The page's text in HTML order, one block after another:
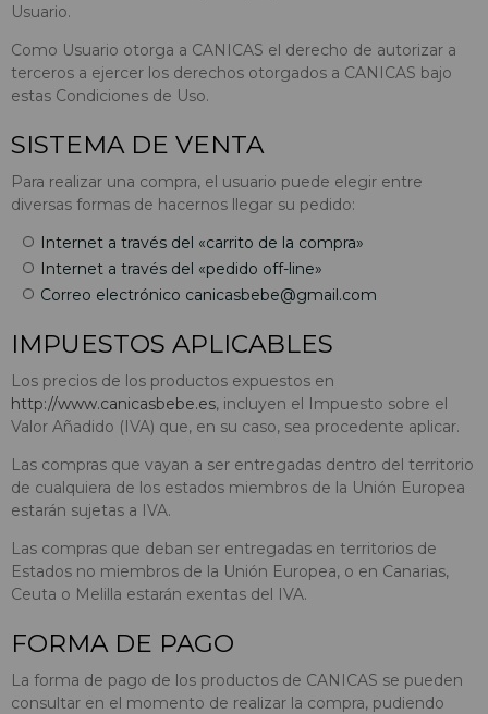
Usuario.
Como Usuario otorga a CANICAS el derecho de autorizar a
terceros a ejercer los derechos otorgados a CANICAS bajo
estas Condiciones de Uso.
SISTEMA DE VENTA
Para realizar una compra, el usuario puede elegir entre
diversas formas de hacernos llegar su pedido:
Internet a través del «carrito de la compra»
Internet a través del «pedido off-line»
Correo electrónico canicasbebe@gmail.com
IMPUESTOS APLICABLES
Los precios de los productos expuestos en
http://www.canicasbebe.es, incluyen el Impuesto sobre el
Valor Añadido (IVA) que, en su caso, sea procedente aplicar.
Las compras que vayan a ser entregadas dentro del territorio
de cualquiera de los estados miembros de la Unión Europea
estarán sujetas a IVA.
Las compras que deban ser entregadas en territorios de
Estados no miembros de la Unión Europea, o en Canarias,
Ceuta o Melilla estarán exentas del IVA.
FORMA DE PAGO
La forma de pago de los productos de CANICAS se pueden
consultar en el momento de realizar la compra, pudiendo